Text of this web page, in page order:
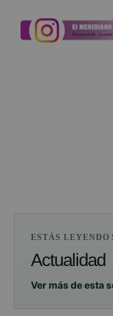
ESTÁS LEYENDO
Actualidad
Ver más de esta